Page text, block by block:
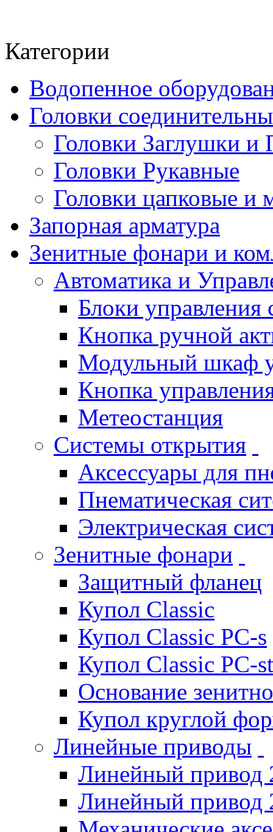
Категории
Водопенное
Головки
Головки Заглушки и
Головки Рукавные
Головки цапковые и
Запорная арматура
Зенитные фонари и
Автоматика и
Блоки
Кнопка ручной
Модульный шкаф
Кнопка
Метеостанция
Системы открытия
Аксессуары для
Пнематическая
Электрическая
Зенитные фонари
Защитный фланец
Купол Classic
Купол Classic PC-s
Купол Classic PC-st
Основание
Купол круглой
Линейные приводы
Линейный привод
Линейный привод